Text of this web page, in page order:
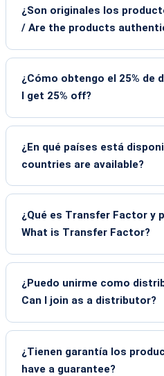
¿Son originales los
/ Are the products
¿Cómo obtengo el 25% de
I get 25% off?
¿En qué países está
countries are available?
¿Qué es Transfer Factor y
What is Transfer Factor?
¿Puedo unirme como
Can I join as a distributor?
¿Tienen garantía los
have a guarantee?